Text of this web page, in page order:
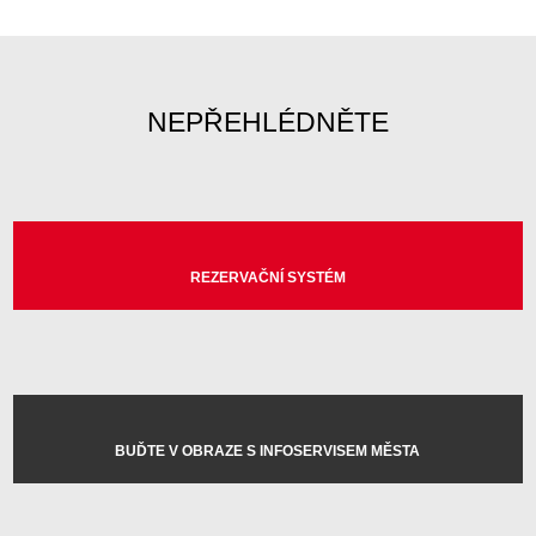
NEPŘEHLÉDNĚTE
REZERVAČNÍ SYSTÉM
BUĎTE V OBRAZE S INFOSERVISEM MĚSTA